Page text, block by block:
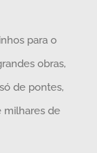
para o
obras,
de pontes,
milhares de